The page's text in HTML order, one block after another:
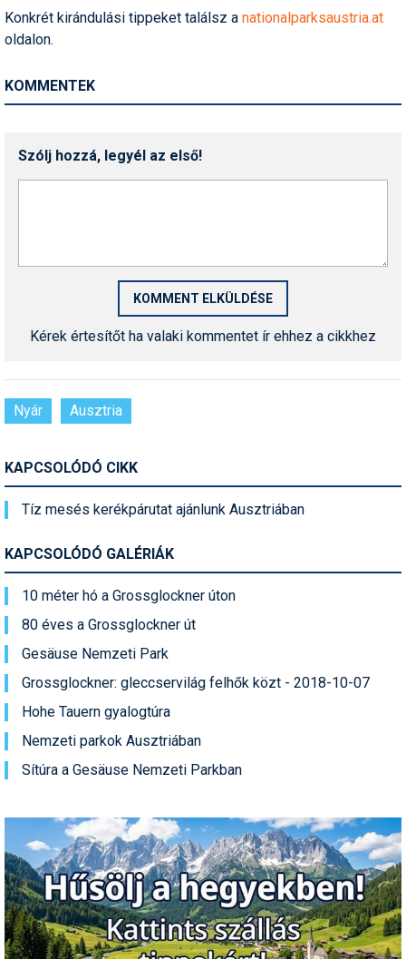
Konkrét kirándulási tippeket találsz a nationalparksaustria.at
oldalon.
KOMMENTEK
Szólj hozzá, legyél az első!
Kérek értesítőt ha valaki kommentet ír ehhez a cikkhez
Nyár Ausztria
KAPCSOLÓDÓ CIKK
Tíz mesés kerékpárutat ajánlunk Ausztriában
KAPCSOLÓDÓ GALÉRIÁK
10 méter hó a Grossglockner úton
80 éves a Grossglockner út
Gesäuse Nemzeti Park
Grossglockner: gleccservilág felhők közt - 2018-10-07
Hohe Tauern gyalogtúra
Nemzeti parkok Ausztriában
Sítúra a Gesäuse Nemzeti Parkban